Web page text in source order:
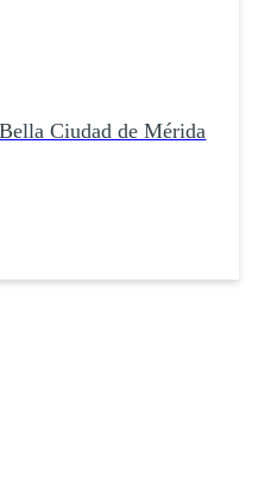
Ciudad de Mérida